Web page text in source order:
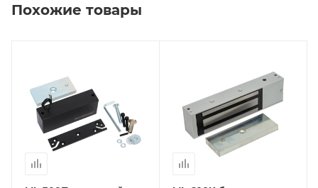
Похожие товары